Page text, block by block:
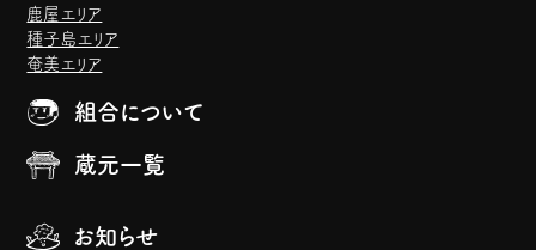
鹿屋エリア
種子島エリア
奄美エリア
組合について
蔵元一覧
お知らせ